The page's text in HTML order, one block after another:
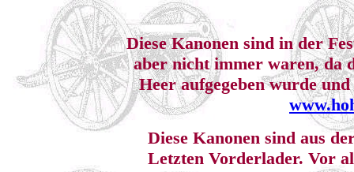
Diese Kanonen sind in der
aber nicht immer waren, da
Heer aufgegeben wurde
Diese Kanonen sind aus
Letzten Vorderlader. Vor